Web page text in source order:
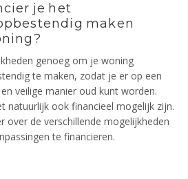
je het
maken
genoeg om je woning
te maken, zodat je er op een
veilige manier oud kunt worden.
natuurlijk ook financieel mogelijk zijn.
over de verschillende mogelijkheden
te financieren.